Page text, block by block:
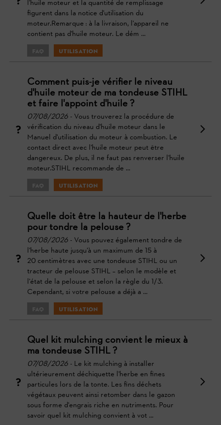
l'huile moteur et la quantité de remplissage
figurent dans la notice d'utilisation du
moteur.Remarque : à la livraison, l'appareil ne
contient pas d'huile moteur. Le dém ...
FAQ Utilisation
Comment puis-je vérifier le niveau
d'huile moteur de ma tondeuse STIHL
et faire l'appoint d'huile ?
07/08/2026 - Vous trouverez la procédure de
vérification du niveau d'huile moteur dans le
Manuel d'utilisation du moteur à combustion. Le
contact direct avec l'huile moteur peut être
dangereux. De plus, il ne faut pas renverser l'huile
moteur.STIHL recommande de ...
FAQ Utilisation
Quelle doit être la hauteur de l'herbe
pour tondre la pelouse ?
07/08/2026 - Vous pouvez également tondre de
l'herbe haute jusqu'à un maximum de 15 à
20 centimètres avec une tondeuse STIHL ou un
tracteur de pelouse STIHL – selon le modèle et
l'état de la pelouse et selon la règle du 1/3.
Cependant, si votre pelouse a déjà a ...
FAQ Utilisation
Quel kit mulching convient le mieux à
ma tondeuse STIHL ?
07/08/2026 - Le kit mulching à installer
ultérieurement déchiquette l'herbe en fines
particules lors de la tonte. Les fins déchets
végétaux peuvent ainsi retomber dans le gazon
sous forme d'engrais riche en nutriments. Pour
savoir quel kit mulching convient à vot ...